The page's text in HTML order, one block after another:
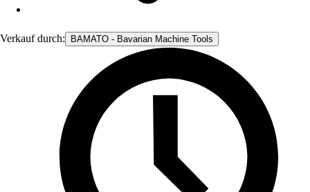
Verkauf durch: BAMATO - Bavarian Machine Tools